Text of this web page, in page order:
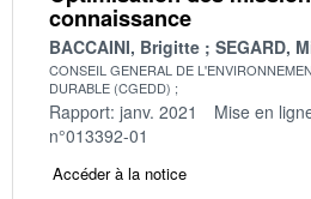
connaissance
BACCAINI, Brigitte SEGARD,
CONSEIL GENERAL DE
DURABLE (CGEDD)
Rapport: janv. 2021 Mise en
n°013392-01
Accéder à la notice